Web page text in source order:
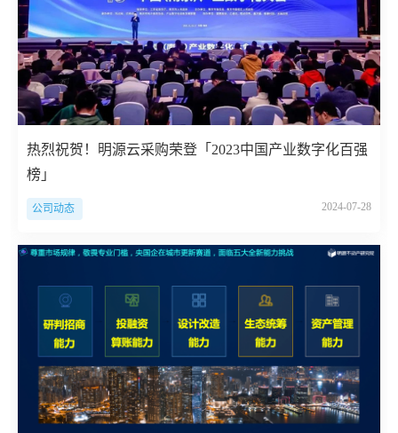
热烈祝贺！明源云采购荣登「2023中国产业数字化百强
榜」
公司动态 2024-07-28